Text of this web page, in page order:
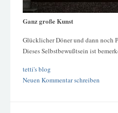
Ganz große Kunst
Glücklicher Döner und dann noch
Dieses Selbstbewußtsein ist
tetti's blog
Neuen Kommentar schreiben